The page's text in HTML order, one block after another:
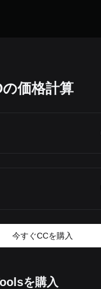
価格計算
今すぐCCを購入
を‌購入